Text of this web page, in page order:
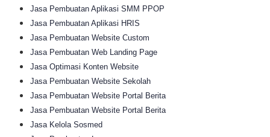
Jasa Pembuatan Aplikasi SMM PPOP
Jasa Pembuatan Aplikasi HRIS
Jasa Pembuatan Website Custom
Jasa Pembuatan Web Landing Page
Jasa Optimasi Konten Website
Jasa Pembuatan Website Sekolah
Jasa Pembuatan Website Portal Berita
Jasa Pembuatan Website Portal Berita
Jasa Kelola Sosmed